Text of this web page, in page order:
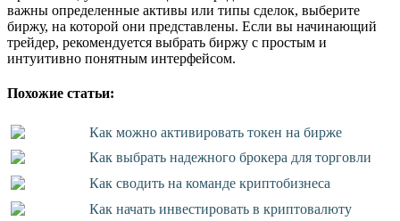
важны определенные активы или типы сделок, выберите
биржу, на которой они представлены. Если вы начинающий
трейдер, рекомендуется выбрать биржу с простым и
интуитивно понятным интерфейсом.
Похожие статьи:
Как можно активировать токен на бирже
Как выбрать надежного брокера для торговли
Как сводить на команде криптобизнеса
Как начать инвестировать в криптовалюту